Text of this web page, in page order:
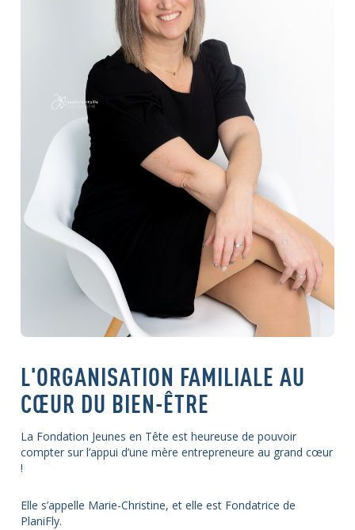
L'ORGANISATION FAMILIALE AU
CŒUR DU BIEN-ÊTRE
La Fondation Jeunes en Tête est heureuse de pouvoir
compter sur l’appui d’une mère entrepreneure au grand cœur
!
Elle s’appelle Marie-Christine, et elle est Fondatrice de
PlaniFly.